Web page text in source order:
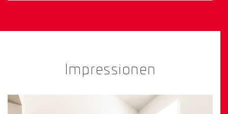
Impressionen